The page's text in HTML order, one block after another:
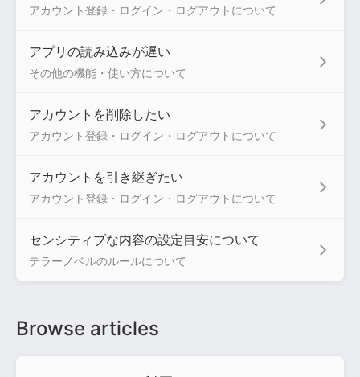
アカウント登録・ログイン・ログアウトについて
アプリの読み込みが遅い
その他の機能・使い方について
アカウントを削除したい
アカウント登録・ログイン・ログアウトについて
アカウントを引き継ぎたい
アカウント登録・ログイン・ログアウトについて
センシティブな内容の設定目安について
テラーノベルのルールについて
Browse articles